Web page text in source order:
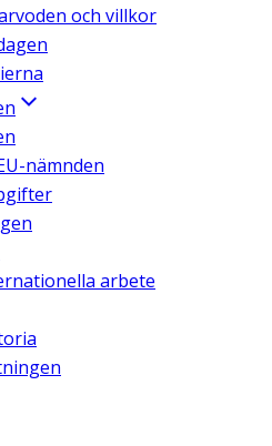
och villkor
nämnden
arbete